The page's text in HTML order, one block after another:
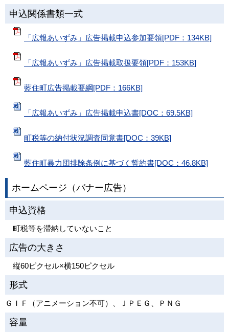
申込関係書類一式
「広報あいずみ」広告掲載申込参加要領[PDF：134KB]
「広報あいずみ」広告掲載取扱要領[PDF：153KB]
藍住町広告掲載要綱[PDF：166KB]
「広報あいずみ」広告掲載申込書[DOC：69.5KB]
町税等の納付状況調査同意書[DOC：39KB]
藍住町暴力団排除条例に基づく誓約書[DOC：46.8KB]
ホームページ（バナー広告）
申込資格
町税等を滞納していないこと
広告の大きさ
縦60ピクセル×横150ピクセル
形式
ＧＩＦ（アニメーション不可）、ＪＰＥＧ、ＰＮＧ
容量